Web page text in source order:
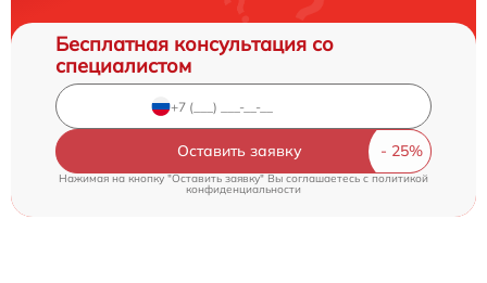
Бесплатная консультация со
специалистом
Оставить заявку
Нажимая на кнопку "Оставить заявку" Вы соглашаетесь cполитикой
конфиденциальности